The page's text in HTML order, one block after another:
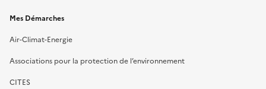
Mes Démarches
Air-Climat-Energie
Associations pour la protection de l’environnement
CITES